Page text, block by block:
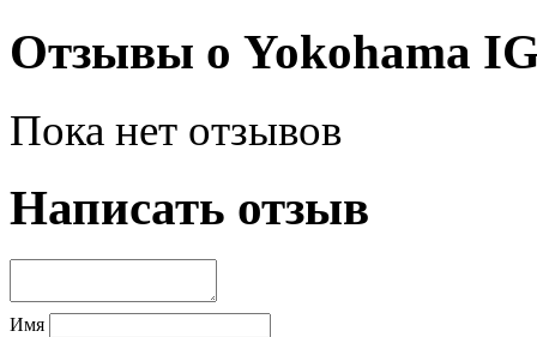
Отзывы о Yokohama
Пока нет отзывов
Написать отзыв
Имя